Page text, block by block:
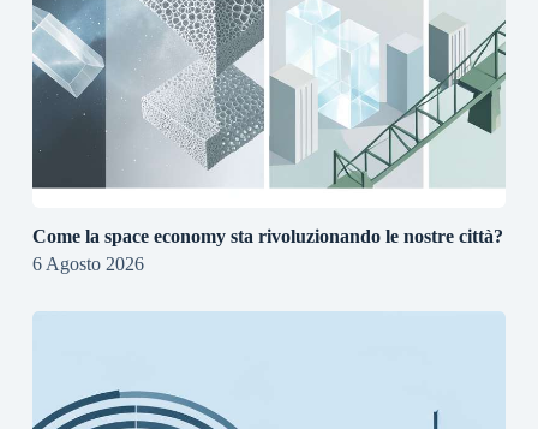
Come la space economy sta rivoluzionando le nostre città?
6 Agosto 2026